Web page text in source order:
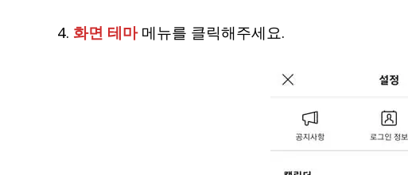
4. 화면 테마메뉴를 클릭해주세요.